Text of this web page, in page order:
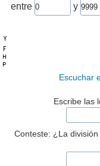
entre y
Escuchar
Escribe las
Conteste: ¿La